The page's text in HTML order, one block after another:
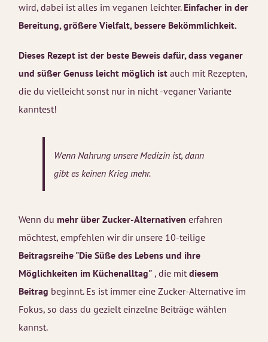
wird, dabei ist alles im veganen leichter. Einfacher in der
Bereitung, größere Vielfalt, bessere Bekömmlichkeit.
Dieses Rezept ist der beste Beweis dafür, dass veganer
und süßer Genuss leicht möglich ist auch mit Rezepten,
die du vielleicht sonst nur in nicht -veganer Variante
kanntest!
Wenn Nahrung unsere Medizin ist, dann
gibt es keinen Krieg mehr.
Wenn du mehr über Zucker-Alternativen erfahren
möchtest, empfehlen wir dir unsere 10-teilige
Beitragsreihe "Die Süße des Lebens und ihre
Möglichkeiten im Küchenalltag" , die mit diesem
Beitrag beginnt. Es ist immer eine Zucker-Alternative im
Fokus, so dass du gezielt einzelne Beiträge wählen
kannst.